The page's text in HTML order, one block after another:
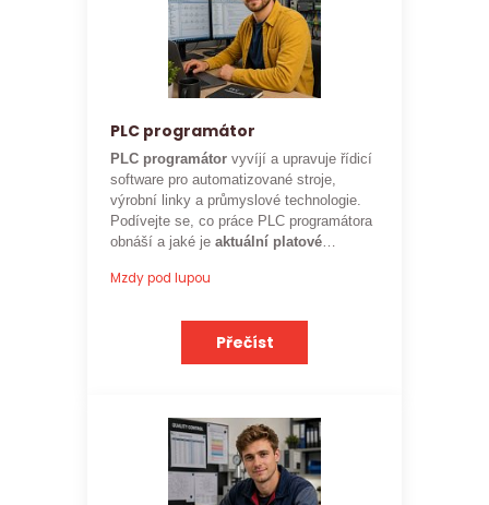
PLC programátor
PLC programátorvyvíjí a upravuje řídicí
software pro automatizované stroje,
výrobní linky a průmyslové technologie.
Podívejte se, co práce PLC programátora
obnáší a jaké jeaktuální platové
Mzdy pod lupou
Přečíst